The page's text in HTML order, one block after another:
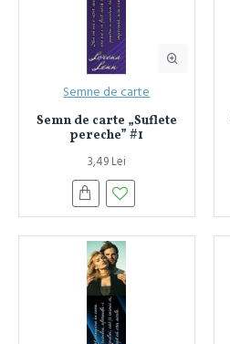
Semne de carte
Semn de carte „Suflete
pereche” #1
3,49 Lei